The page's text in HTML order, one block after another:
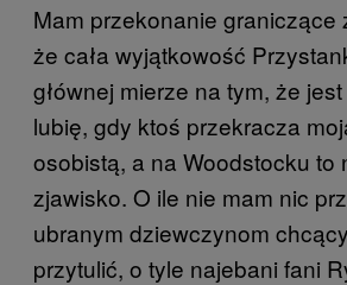
Mam przekonanie graniczące
że cała wyjątkowość
głównej mierze na tym, że
lubię, gdy ktoś przekracza
osobistą, a na Woodstocku to
zjawisko. O ile nie mam nic
ubranym dziewczynom
przytulić, o tyle najebani fani